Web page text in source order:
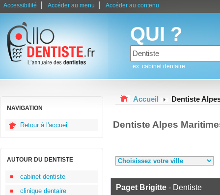
Accessibilité Accéder au menu Accéder au contenu
QUI ?
ex: cabinet dentaire
NAVIGATION
Retour à l'accueil
AUTOUR DU DENTISTE
cabinet dentiste
clinique dentaire
Accueil Dentiste
Dentiste Alpes
Paget Brigitte - Dentiste